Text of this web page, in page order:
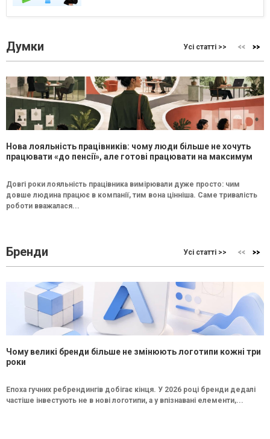
Думки Усі статті >>
Нова лояльність працівників: чому люди більше не хочуть
працювати «до пенсії», але готові працювати на максимум
Довгі роки лояльність працівника вимірювали дуже просто: чим
довше людина працює в компанії, тим вона цінніша. Саме тривалість
роботи вважалася...
Бренди Усі статті >>
Чому великі бренди більше не змінюють логотипи кожні три
роки
Епоха гучних ребрендингів добігає кінця. У 2026 році бренди дедалі
частіше інвестують не в нові логотипи, а у впізнавані елементи,...